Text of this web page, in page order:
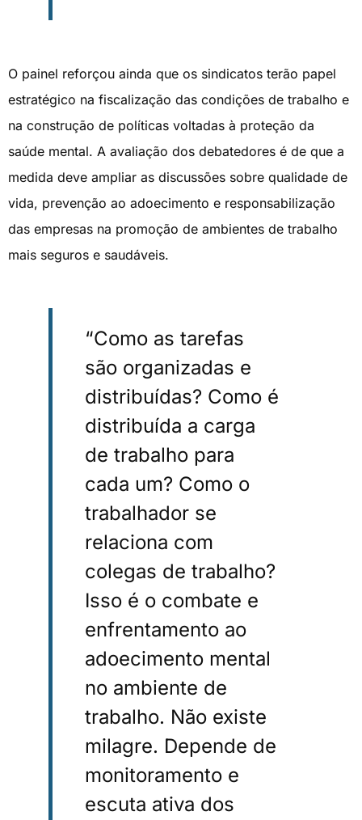
O painel reforçou ainda que os sindicatos terão papel
estratégico na fiscalização das condições de trabalho e
na construção de políticas voltadas à proteção da
saúde mental. A avaliação dos debatedores é de que a
medida deve ampliar as discussões sobre qualidade de
vida, prevenção ao adoecimento e responsabilização
das empresas na promoção de ambientes de trabalho
mais seguros e saudáveis.
“Como as tarefas
são organizadas e
distribuídas? Como é
distribuída a carga
de trabalho para
cada um? Como o
trabalhador se
relaciona com
colegas de trabalho?
Isso é o combate e
enfrentamento ao
adoecimento mental
no ambiente de
trabalho. Não existe
milagre. Depende de
monitoramento e
escuta ativa dos